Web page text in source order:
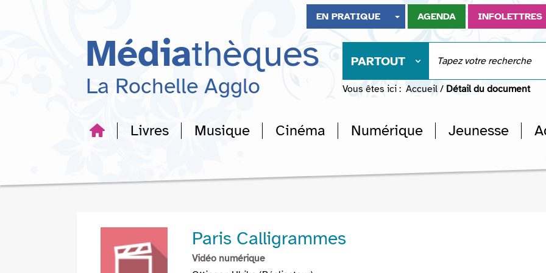
recherche
EN PRATIQUE AGENDA INFOLETTRES
Médiathèques
La Rochelle Agglo
PARTOUT
Vous êtes ici : Accueil / Détail du document
Livres Musique Cinéma Numérique Jeunesse
Paris Calligrammes
Vidéo numérique